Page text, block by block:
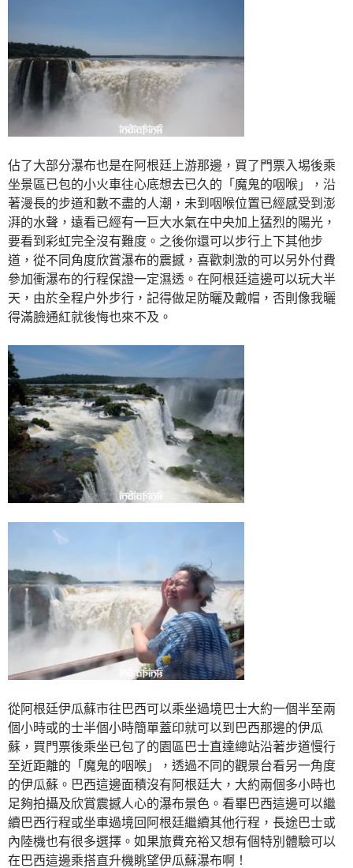
佔了大部分瀑布也是在阿根廷上游那邊，買了門票入埸後乘
坐景區已包的小火車往心底想去已久的「魔鬼的咽喉」，沿
著漫長的步道和數不盡的人潮，未到咽喉位置已經感受到澎
湃的水聲，遠看已經有一巨大水氣在中央加上猛烈的陽光，
要看到彩虹完全沒有難度。之後你還可以步行上下其他步
道，從不同角度欣賞瀑布的震撼，喜歡刺激的可以另外付費
參加衝瀑布的行程保證一定濕透。在阿根廷這邊可以玩大半
天，由於全程户外步行，記得做足防曬及戴帽，否則像我曬
得滿臉通紅就後悔也來不及。
從阿根廷伊瓜蘇市往巴西可以乘坐過境巴士大約一個半至兩
個小時或的士半個小時簡單蓋印就可以到巴西那邊的伊瓜
蘇，買門票後乘坐已包了的園區巴士直達總站沿著步道慢行
至近距離的「魔鬼的咽喉」，透過不同的觀景台看另一角度
的伊瓜蘇。巴西這邊面積沒有阿根廷大，大約兩個多小時也
足夠拍攝及欣賞震撼人心的瀑布景色。看畢巴西這邊可以繼
續巴西行程或坐車過境回阿根廷繼續其他行程，長途巴士或
內陸機也有很多選擇。如果旅費充裕又想有個特別體驗可以
在巴西這邊乘搭直升機眺望伊瓜蘇瀑布啊！